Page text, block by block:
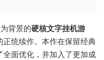
背景的硬核文字挂机游
正统续作。本作在保留经典
面优化，并加入了更加成